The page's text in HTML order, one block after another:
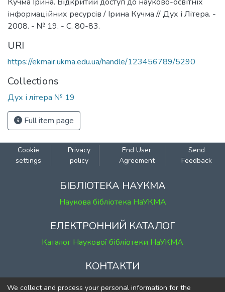
інформаційних ресурсів / Ірина Кучма // Дух і Літера. -
2008. - № 19. - C. 80-83.
URI
https://ekmair.ukma.edu.ua/handle/123456789/5290
Collections
Дух і літера № 19
Full item page
Cookie
settings
Privacy
policy
End User
Agreement
Send
Feedback
БІБЛІОТЕКА НАУКМА
Наукова бібліотека НаУКМА
ЕЛЕКТРОННИЙ КАТАЛОГ
Каталог Наукової бібліотеки НаУКМА
КОНТАКТИ
м. Київ, вул. Григорія Сковороди, 2
We collect and process your personal information for the